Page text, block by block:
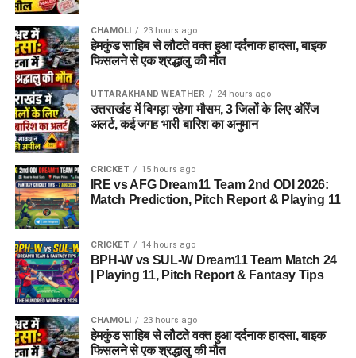
CHAMOLI 23 hours ago
हेमकुंड साहिब से लौटते वक्त हुआ दर्दनाक हादसा, बाइक
फिसलने से एक श्रद्धालु की मौत
UTTARAKHAND WEATHER 24 hours ago
उत्तराखंड में बिगड़ा रहेगा मौसम, 3 जिलों के लिए ऑरेंज
अलर्ट, कई जगह भारी बारिश का अनुमान
CRICKET 15 hours ago
IRE vs AFG Dream11 Team 2nd ODI 2026:
Match Prediction, Pitch Report & Playing 11
CRICKET 14 hours ago
BPH-W vs SUL-W Dream11 Team Match 24
| Playing 11, Pitch Report & Fantasy Tips
CHAMOLI 23 hours ago
हेमकुंड साहिब से लौटते वक्त हुआ दर्दनाक हादसा, बाइक
फिसलने से एक श्रद्धालु की मौत